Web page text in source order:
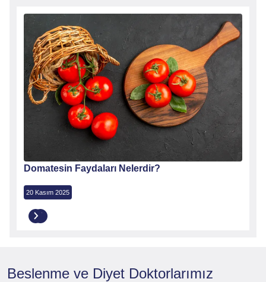
Domatesin Faydaları Nelerdir?
20 Kasım 2025
Beslenme ve Diyet Doktorlarımız